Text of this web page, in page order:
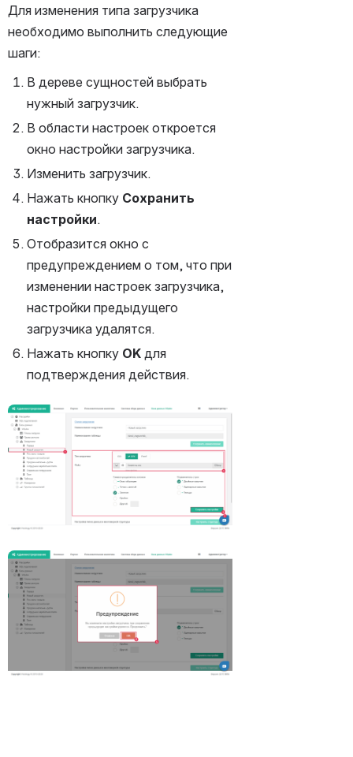
Для изменения типа загрузчика
необходимо выполнить следующие
шаги:
В дереве сущностей выбрать
нужный загрузчик.
В области настроек откроется
окно настройки загрузчика.
Изменить загрузчик.
Нажать кнопку Сохранить
настройки.
Отобразится окно с
предупреждением о том, что при
изменении настроек загрузчика,
настройки предыдущего
загрузчика удалятся.
Нажать кнопку ОK для
подтверждения действия.
Открыть файл «»
Открыть файл «»